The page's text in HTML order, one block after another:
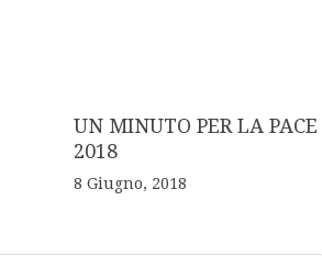
UN MINUTO PER LA PACE
2018
8 Giugno, 2018